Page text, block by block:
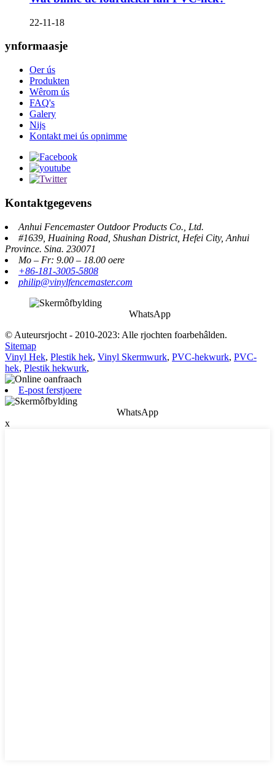
22-11-18
ynformaasje
Oer ús
Produkten
Wêrom ús
FAQ's
Galery
Nijs
Kontakt mei ús opnimme
Kontaktgegevens
Anhui Fencemaster Outdoor Products Co., Ltd.
#1639, Huaining Road, Shushan District, Hefei City, Anhui
Province. Sina. 230071
Mo – Fr: 9.00 – 18.00 oere
+86-181-3005-5808
philip@vinylfencemaster.com
WhatsApp
© Auteursrjocht - 2010-2023: Alle rjochten foarbehâlden.
Sitemap
Vinyl Hek, Plestik hek, Vinyl Skermwurk, PVC-hekwurk, PVC-
hek, Plestik hekwurk,
E-post ferstjoere
WhatsApp
x